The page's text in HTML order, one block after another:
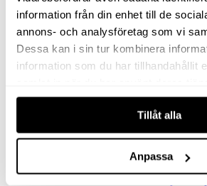
information från din enhet till de
annons- och analysföretag som vi
Dessa kan i sin tur kombinera
information som du har tillhandahållit
Tillåt alla
Anpassa
Golv- &
Munstycke
Motor
Reservdelar dammsugare
Rör & handtag
Uppsamlingspåsar
Alla produkter